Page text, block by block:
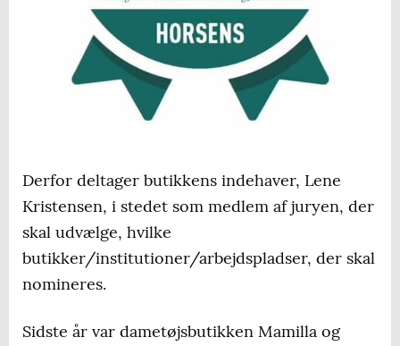
Derfor deltager butikkens indehaver, Lene
Kristensen, i stedet som medlem af juryen, der
skal udvælge, hvilke
butikker/institutioner/arbejdspladser, der skal
nomineres.
Sidste år var dametøjsbutikken Mamilla og